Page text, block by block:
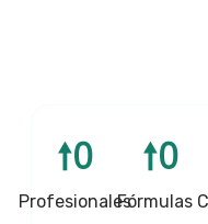
Profesionales
🠕0
Fórmulas
🠕0